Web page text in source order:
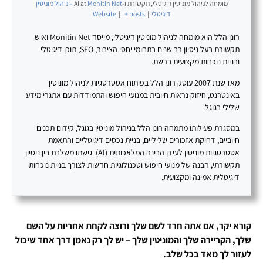
מומחה לניהול מוניטין דיגיטלי, תקשורת ו-AI at
Monitin Net – ניהול מוניטין
דיגיטלי |
Website | + posts
רונן הלל הוא מומחה לניהול מוניטין דיגיטלי, מייסד Monitin Net ואיש
תקשורת בעל ניסיון רב שנים בתחומי יחסי הציבור, SEO, תוכן דיגיטלי
ובניית נוכחות מקצועית ברשת.
מאז שנת 2007 עוסק רונן הלל בפיתוח אסטרטגיות לניהול מוניטין
באינטרנט, חיזוק נראות חיובית במנועי חיפוש והתמודדות עם אתגרי מידע
שלילי בגוגל.
במסגרת פעילותו מתמחה רונן הלל בניהול מוניטין בגוגל, קידום תכנים
חיוביים, דחיקת אזכורים שליליים, בניית נכסים דיגיטליים והתאמת
אסטרטגיות מוניטין לעידן הבינה המלאכותית (AI). גישתו משלבת בין ניסיון
תקשורתי, הבנה של מנועי חיפוש וטכנולוגיות חדשות לצורך בניית נוכחות
דיגיטלית אמינה ומקצועית.
קורא יקר, אם אתה חרד לשם שלך ורוצה לקחת אחריות על השם
שלך, הקריירה שלך והמוניטין שלך – יש לך רק נאמן דרך אחד שיכול
לעזור לך מאד בכל שלב.